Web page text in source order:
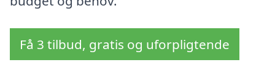
Få 3 tilbud, gratis og uforpligtende